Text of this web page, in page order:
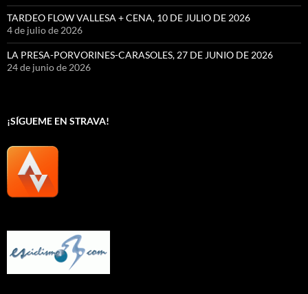
TARDEO FLOW VALLESA + CENA, 10 DE JULIO DE 2026
4 de julio de 2026
LA PRESA-PORVORINES-CARASOLES, 27 DE JUNIO DE 2026
24 de junio de 2026
¡SÍGUEME EN STRAVA!